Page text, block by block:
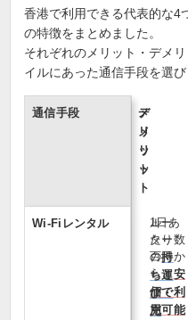
香港で利用できる代表的な4
の特徴をまとめました。
それぞれのメリット・デメ
イルにあった通信手段を選び
通信手段
メ
リ
ッ
ト
デ
メ
リ
ッ
ト
Wi‑Fiレンタル
1日あ
たり数
百円か
らと安
価で利
用可能
ルー
ター
の持
ち運
び・
充